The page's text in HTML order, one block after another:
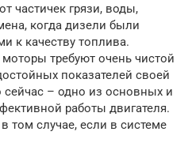
частичек грязи, воды,
когда дизели были
к качеству топлива.
требуют очень чистой
показателей своей
сейчас – одно из основных и
работы двигателя.
том случае, если в системе